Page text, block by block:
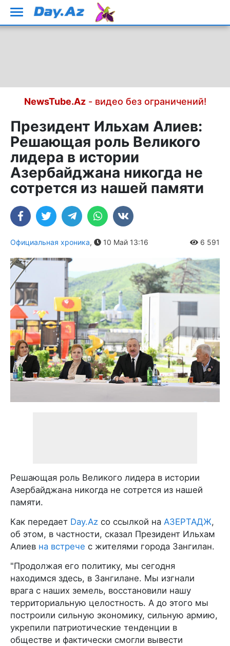
NewsTube.Az- видео без ограничений!
Президент Ильхам Алиев:
Решающая роль Великого
лидера в истории
Азербайджана никогда не
сотрется из нашей памяти
Официальная хроника, 10 Май 13:16 6 591
Решающая роль Великого лидера в истории
Азербайджана никогда не сотрется из нашей
памяти.
Как передает Day.Az со ссылкой на АЗЕРТАДЖ,
об этом, в частности, сказал Президент Ильхам
Алиев на встрече с жителями города Зангилан.
"Продолжая его политику, мы сегодня
находимся здесь, в Зангилане. Мы изгнали
врага с наших земель, восстановили нашу
территориальную целостность. А до этого мы
построили сильную экономику, сильную армию,
укрепили патриотические тенденции в
обществе и фактически смогли вывести